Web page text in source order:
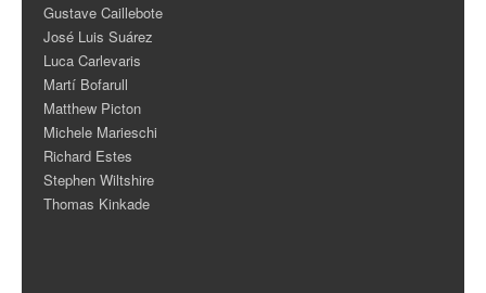
Gustave Caillebote
José Luis Suárez
Luca Carlevaris
Martí Bofarull
Matthew Picton
Michele Marieschi
Richard Estes
Stephen Wiltshire
Thomas Kinkade